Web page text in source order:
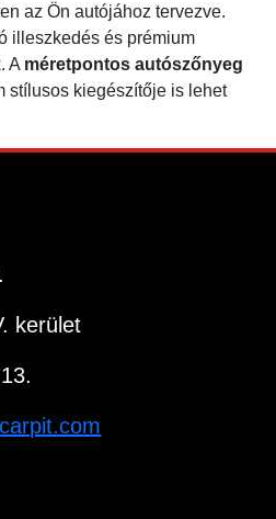
az Ön autójához tervezve.
illeszkedés és prémium
A méretpontos autószőnyeg
stílusos kiegészítője is lehet
kerület